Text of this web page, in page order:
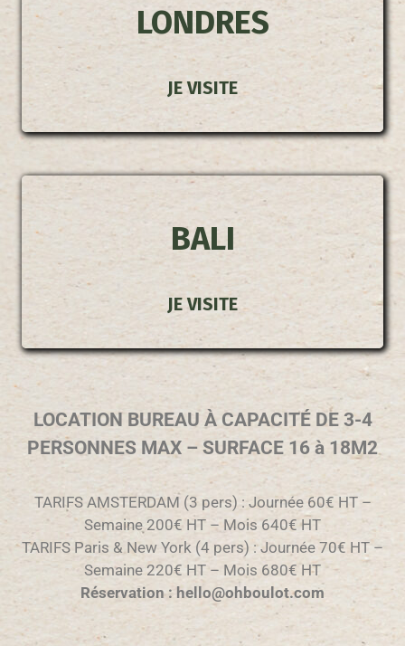
LONDRES
JE VISITE
BALI
JE VISITE
LOCATION BUREAU À CAPACITÉ DE 3-4
PERSONNES MAX – SURFACE 16 à 18M2
TARIFS AMSTERDAM (3 pers) : Journée 60€ HT –
Semaine 200€ HT – Mois 640€ HT
TARIFS Paris & New York (4 pers) : Journée 70€ HT –
Semaine 220€ HT – Mois 680€ HT
Réservation : hello@ohboulot.com